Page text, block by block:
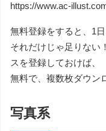
https://www.ac-
無料登録をすると、1
それだけじゃ足りない
スを登録しておけば、
無料で、複数枚ダウン
写真系